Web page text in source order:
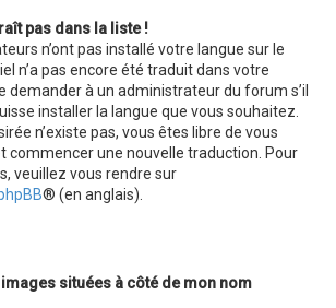
pas dans la liste !
n’ont pas installé votre langue sur le
n’a pas encore été traduit dans votre
demander à un administrateur du forum s’il
installer la langue que vous souhaitez.
n’existe pas, vous êtes libre de vous
commencer une nouvelle traduction. Pour
veuillez vous rendre sur
® (en anglais).
situées à côté de mon nom